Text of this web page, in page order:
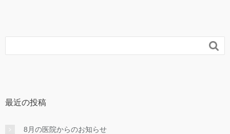

最近の投稿
8月の医院からのお知らせ